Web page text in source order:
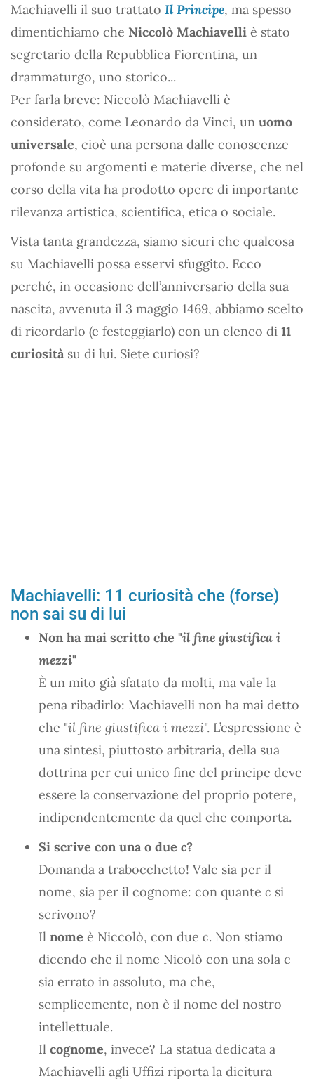
Machiavelli il suo trattato Il Principe, ma spesso
dimentichiamo che Niccolò Machiavelli è stato
segretario della Repubblica Fiorentina, un
drammaturgo, uno storico...
Per farla breve: Niccolò Machiavelli è
considerato, come Leonardo da Vinci, un uomo
universale, cioè una persona dalle conoscenze
profonde su argomenti e materie diverse, che nel
corso della vita ha prodotto opere di importante
rilevanza artistica, scientifica, etica o sociale.
Vista tanta grandezza, siamo sicuri che qualcosa
su Machiavelli possa esservi sfuggito. Ecco
perché, in occasione dell’anniversario della sua
nascita, avvenuta il 3 maggio 1469, abbiamo scelto
di ricordarlo (e festeggiarlo) con un elenco di 11
curiosità su di lui. Siete curiosi?
Machiavelli: 11 curiosità che (forse)
non sai su di lui
Non ha mai scritto che "il fine giustifica i
mezzi"
È un mito già sfatato da molti, ma vale la
pena ribadirlo: Machiavelli non ha mai detto
che "il fine giustifica i mezzi". L’espressione è
una sintesi, piuttosto arbitraria, della sua
dottrina per cui unico fine del principe deve
essere la conservazione del proprio potere,
indipendentemente da quel che comporta.
Si scrive con una o due c?
Domanda a trabocchetto! Vale sia per il
nome, sia per il cognome: con quante c si
scrivono?
Il nome è Niccolò, con due c. Non stiamo
dicendo che il nome Nicolò con una sola c
sia errato in assoluto, ma che,
semplicemente, non è il nome del nostro
intellettuale.
Il cognome, invece? La statua dedicata a
Machiavelli agli Uffizi riporta la dicitura